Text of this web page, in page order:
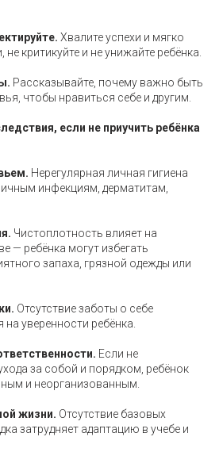
Хвалите успехи и мягко
критикуйте и не унижайте ребёнка.
Рассказывайте, почему важно быть
чтобы нравиться себе и другим.
если не приучить ребёнка
Нерегулярная личная гигиена
инфекциям, дерматитам,
Чистоплотность влияет на
— ребёнка могут избегать
запаха, грязной одежды или
Отсутствие заботы о себе
на уверенности ребёнка.
Если не
за собой и порядком, ребёнок
и неорганизованным.
жизни. Отсутствие базовых
затрудняет адаптацию в учебе и